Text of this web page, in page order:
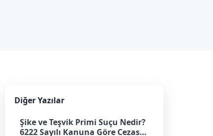
Diğer Yazılar
Şike ve Teşvik Primi Suçu Nedir?
6222 Sayılı Kanuna Göre Cezası